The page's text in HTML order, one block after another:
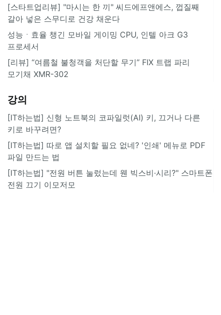
[스타트업리뷰] "마시는 한 끼" 씨드에프앤에스, 껍질째
갈아 넣은 스무디로 건강 채운다
성능ㆍ효율 챙긴 모바일 게이밍 CPU, 인텔 아크 G3
프로세서
[리뷰] “여름철 불청객을 처단할 무기” FIX 트랩 파리
모기채 XMR-302
강의
[IT하는법] 신형 노트북의 코파일럿(AI) 키, 끄거나 다른
키로 바꾸려면?
[IT하는법] 따로 앱 설치할 필요 없네? '인쇄' 메뉴로 PDF
파일 만드는 법
[IT하는법] "전원 버튼 눌렀는데 웬 빅스비·시리?" 스마트폰
전원 끄기 이모저모